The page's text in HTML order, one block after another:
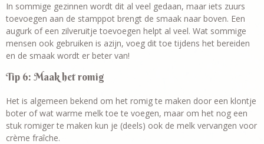
In sommige gezinnen wordt dit al veel gedaan, maar iets zuurs
toevoegen aan de stamppot brengt de smaak naar boven. Een
augurk of een zilveruitje toevoegen helpt al veel. Wat sommige
mensen ook gebruiken is azijn, voeg dit toe tijdens het bereiden
en de smaak wordt er beter van!
Tip 6: Maak het romig
Het is algemeen bekend om het romig te maken door een klontje
boter of wat warme melk toe te voegen, maar om het nog een
stuk romiger te maken kun je (deels) ook de melk vervangen voor
crème fraîche.